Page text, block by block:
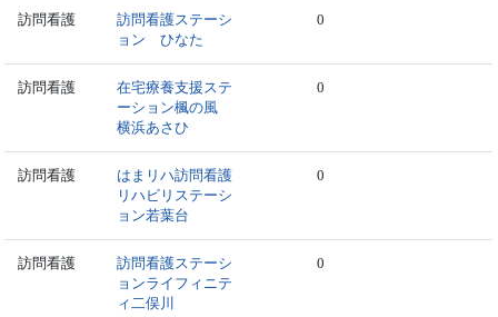
訪問看護
訪問看護ステーシ
ョン ひなた
0
訪問看護
在宅療養支援ステ
ーション楓の風
横浜あさひ
0
訪問看護
はまリハ訪問看護
リハビリステーシ
ョン若葉台
0
訪問看護
訪問看護ステーシ
ョンライフィニテ
ィ二俣川
0